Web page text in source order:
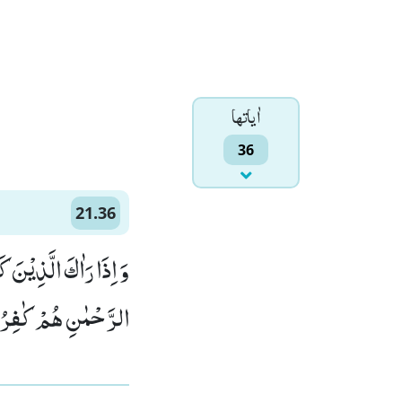
اٰياتها
36
21.36
وَ اِذَا رَاٰكَ
الرَّحْمٰنِ هُمْ